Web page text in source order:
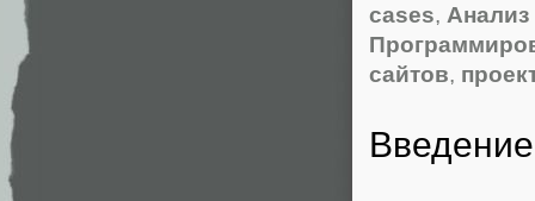
cases, Анализ
сайтов,
Введение